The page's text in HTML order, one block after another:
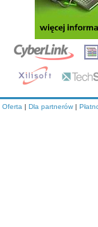
Oferta | Dla partnerów |